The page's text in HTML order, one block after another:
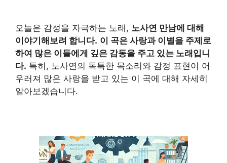
오늘은 감성을 자극하는 노래, 노사연 만남에 대해
이야기해보려 합니다. 이 곡은 사랑과 이별을 주제로
하여 많은 이들에게 깊은 감동을 주고 있는 노래입니
다. 특히, 노사연의 독특한 목소리와 감정 표현이 어
우러져 많은 사랑을 받고 있는 이 곡에 대해 자세히
알아보겠습니다.